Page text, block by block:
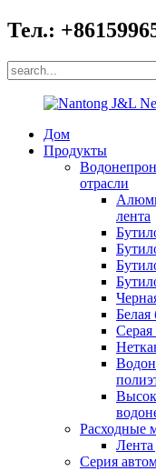
Тел.:
Дом
Продукты
отрасли
лента
Белая
Серая
Расходные
Лента
Серия